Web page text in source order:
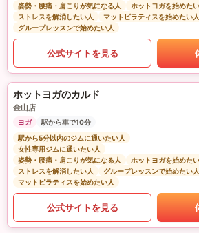
姿勢・腰痛・肩こりが気になる人
ホットヨガを始めた
ストレスを解消したい人
マットピラティスを始めたい人
グループレッスンで始めたい人
公式サイトを見る
ホットヨガのカルド
金山店
ヨガ
駅から車で10分
駅から5分以内のジムに通いたい人
女性専用ジムに通いたい人
姿勢・腰痛・肩こりが気になる人
ホットヨガを始めた
ストレスを解消したい人
グループレッスンで始めたい人
マットピラティスを始めたい人
公式サイトを見る